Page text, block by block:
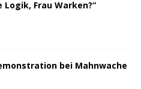
Logik, Frau Warken?“
bei Mahnwache